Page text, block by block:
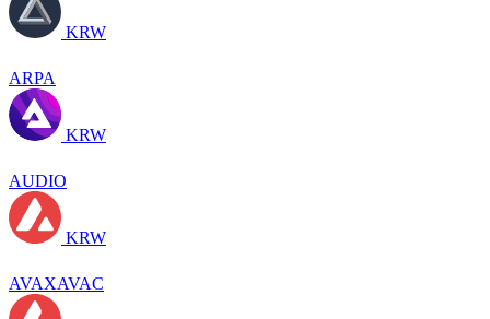
KRW
ARPA
KRW
AUDIO
KRW
AVAXAVAC